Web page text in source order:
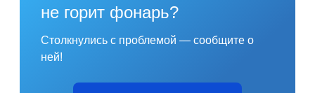
не горит фонарь?
Столкнулись с проблемой — сообщите о
ней!